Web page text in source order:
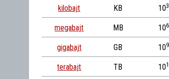
kilobajt KB 103
megabajt MB 106
gigabajt GB 109
terabajt TB 10